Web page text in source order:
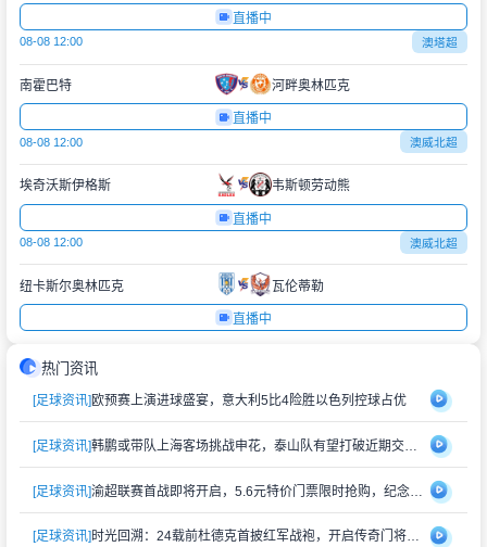
直播中
08-08 12:00 澳塔超
南霍巴特 河畔奥林匹克
直播中
08-08 12:00 澳威北超
埃奇沃斯伊格斯 韦斯顿劳动熊
直播中
08-08 12:00 澳威北超
纽卡斯尔奥林匹克 瓦伦蒂勒
直播中
热门资讯
[足球资讯]欧预赛上演进球盛宴，意大利5比4险胜以色列控球占优
[足球资讯]
[足球资讯] 渝超联赛首战即将开启，5.6元特价门票限时抢购，纪念礼品同步赠送
[足球资讯] 时光回溯：24载前杜德克首披红军战袍，开启传奇门将生涯